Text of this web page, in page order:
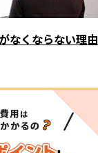
なくならない理由